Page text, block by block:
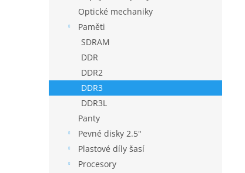
Optické mechaniky
Paměti
SDRAM
DDR
DDR2
DDR3
DDR3L
Panty
Pevné disky 2.5"
Plastové díly šasí
Procesory